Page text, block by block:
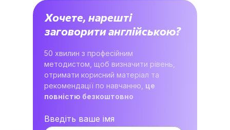
Хочете, нарешті
заговорити англійською?
50 хвилин з професійним
методистом, щоб визначити рівень,
отримати корисний матеріал та
рекомендації по навчанню, це
повністю безкоштовно
Введіть ваше імя